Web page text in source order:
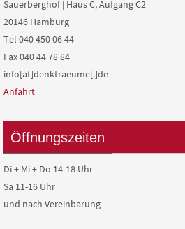
Sauerberghof | Haus C, Aufgang C2
20146 Hamburg
Tel 040 450 06 44
Fax 040 44 78 84
info[at]denktraeume[.]de
Anfahrt
Öffnungszeiten
Di + Mi + Do 14-18 Uhr
Sa 11-16 Uhr
und nach Vereinbarung